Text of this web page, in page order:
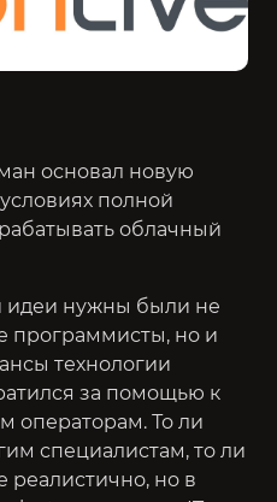
основал новую
полной
облачный
идеи нужны были не
программисты, но и
технологии
за помощью к
операторам. То ли
специалистам, то ли
реалистично, но в